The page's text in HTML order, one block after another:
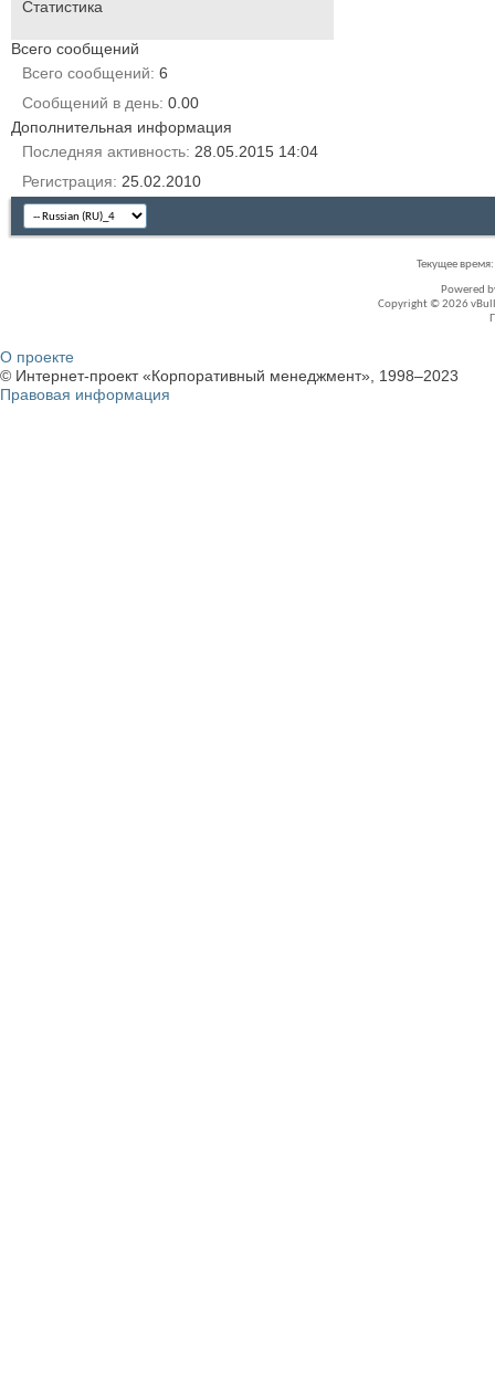
Статистика
Всего сообщений
Всего сообщений 6
Сообщений в день 0.00
Дополнительная информация
Последняя активность 28.05.2015 14:04
Регистрация
25.02.2010
Текущее время:
Powered
Copyright © 2026
О проекте
© Интернет-проект «Корпоративный менеджмент», 1998–2023
Правовая информация